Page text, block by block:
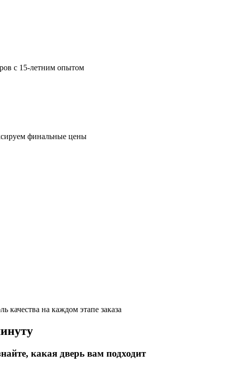
с 15-летним опытом
финальные цены
качества на каждом этапе заказа
какая дверь вам подходит